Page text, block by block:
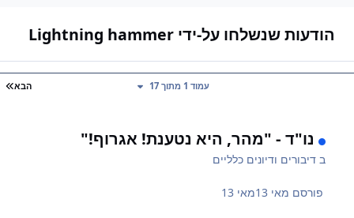
הודעות שנשלחו על-ידי Lightning hammer
הבא עמוד 1 מתוך 17
נו"ד - "מהר, היא נטענת! אגרוף!"
בדיבורים ודיונים כלליים
פורסם מאי 13 מאי 13